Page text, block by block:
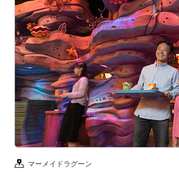
マーメイドラグーン